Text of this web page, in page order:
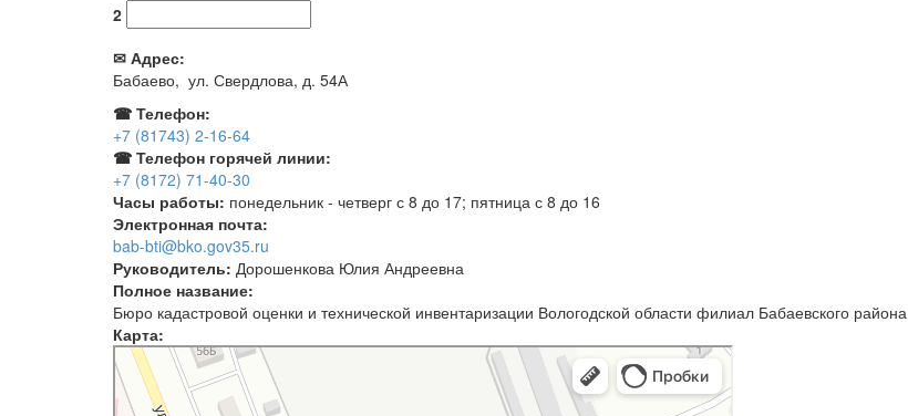
2
✉ Адрес:
Бабаево, ул. Свердлова, д. 54А
☎ Телефон:
+7 (81743) 2-16-64
☎ Телефон горячей линии:
+7 (8172) 71-40-30
Часы работы: понедельник - четверг с 8 до 17; пятница с 8 до 16
Электронная почта:
bab-bti@bko.gov35.ru
Руководитель: Дорошенкова Юлия Андреевна
Полное название:
Бюро кадастровой оценки и технической инвентаризации Вологодской области филиал Бабаевского района
Карта:
ГПВО Череповецтехинвентаризация
БТИ в Бабаево